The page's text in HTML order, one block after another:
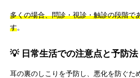
多くの場合、問診・視診・触診の段階で
す。
💡 日常生活での注意点と予防法
耳の裏のしこりを予防し、悪化を防ぐた